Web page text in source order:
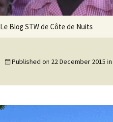
Le Blog STW de Côte de Nuits
Published on 22 December 2015 in